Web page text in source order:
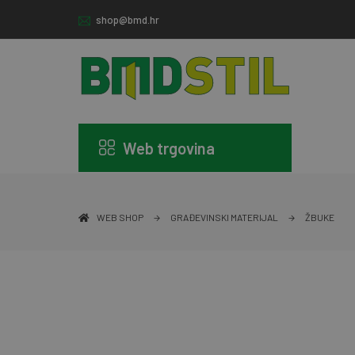
shop@bmd.hr
Web trgovina
WEB SHOP GRAĐEVINSKI MATERIJAL ŽBUKE